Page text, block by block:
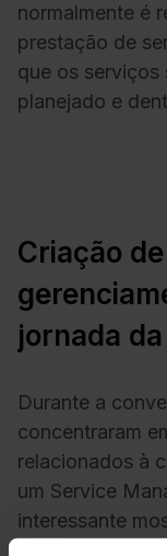
normalmente é
prestação de
que os serviços
planejado e
Criação
jornada
Durante a
concentraram
relacionados à
um Service
interessante